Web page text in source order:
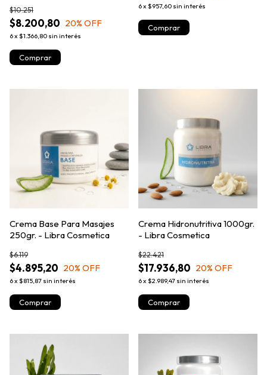
$8.200,80
$10.251
20% OFF
6x $1.366,80 sin interés
6x $957,60 sin interés
Crema Base Para Masajes
250gr. - Libra Cosmetica
$4.895,20
$6.119
20% OFF
6x $815,87 sin interés
Crema Hidronutritiva 1000gr.
- Libra Cosmetica
$17.936,80
$22.421
20% OFF
6x $2.989,47 sin interés